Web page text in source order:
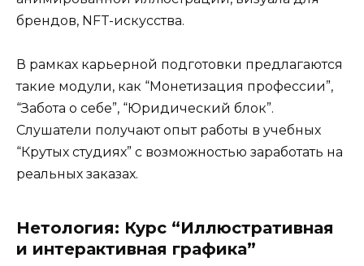
брендов, NFT-искусства.
В рамках карьерной подготовки предлагаются
такие модули, как “Монетизация профессии”,
“Забота о себе”, “Юридический блок”.
Слушатели получают опыт работы в учебных
“Крутых студиях” с возможностью заработать на
реальных заказах.
Нетология: Курс “Иллюстративная
и интерактивная графика”